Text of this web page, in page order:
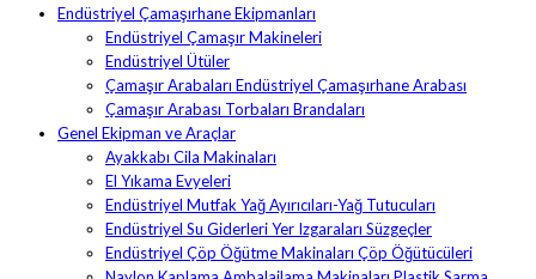
Endüstriyel Çamaşırhane Ekipmanları
Endüstriyel Çamaşır Makineleri
Endüstriyel Ütüler
Çamaşır Arabaları Endüstriyel Çamaşırhane Arabası
Çamaşır Arabası Torbaları Brandaları
Genel Ekipman ve Araçlar
Ayakkabı Cila Makinaları
El Yıkama Evyeleri
Endüstriyel Mutfak Yağ Ayırıcıları-Yağ Tutucuları
Endüstriyel Su Giderleri Yer Izgaraları Süzgeçler
Endüstriyel Çöp Öğütme Makinaları Çöp Öğütücüleri